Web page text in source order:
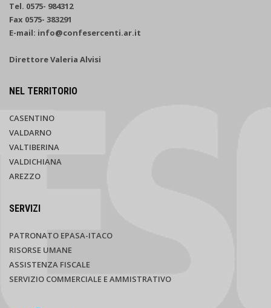
Tel. 0575- 984312
Fax 0575- 383291
E-mail: info@confesercenti.ar.it
Direttore Valeria Alvisi
NEL TERRITORIO
CASENTINO
VALDARNO
VALTIBERINA
VALDICHIANA
AREZZO
SERVIZI
PATRONATO EPASA-ITACO
RISORSE UMANE
ASSISTENZA FISCALE
SERVIZIO COMMERCIALE E AMMISTRATIVO